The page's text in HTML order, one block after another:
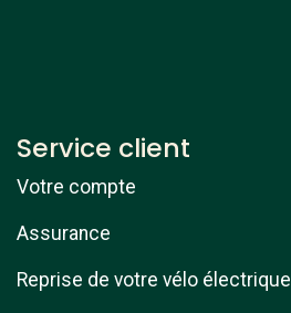
Service client
Votre compte
Assurance
Reprise de votre vélo électrique